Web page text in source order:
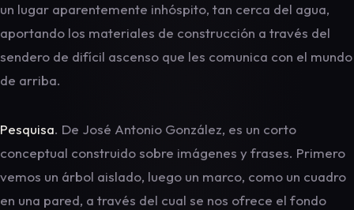
un lugar aparentemente inhóspito, tan cerca del agua,
aportando los materiales de construcción a través del
sendero de difícil ascenso que les comunica con el mundo
de arriba.
Pesquisa. De José Antonio González, es un corto
conceptual construido sobre imágenes y frases. Primero
vemos un árbol aislado, luego un marco, como un cuadro
en una pared, a través del cual se nos ofrece el fondo